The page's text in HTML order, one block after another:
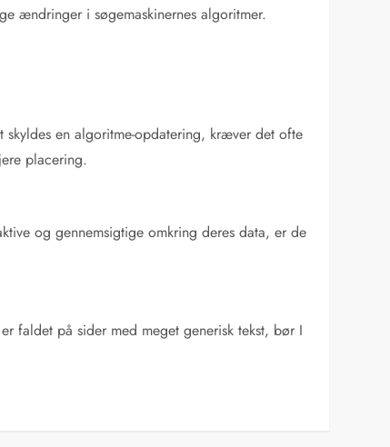
ændringer i søgemaskinernes algoritmer.
en algoritme-opdatering, kræver det ofte
placering.
og gennemsigtige omkring deres data, er de
faldet på sider med meget generisk tekst, bør I